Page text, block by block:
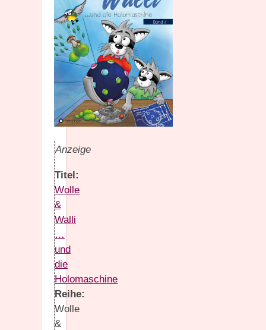
Anzeige
Titel:
Wolle
&
Walli
…
und
die
Holomaschine
Reihe:
Wolle
&